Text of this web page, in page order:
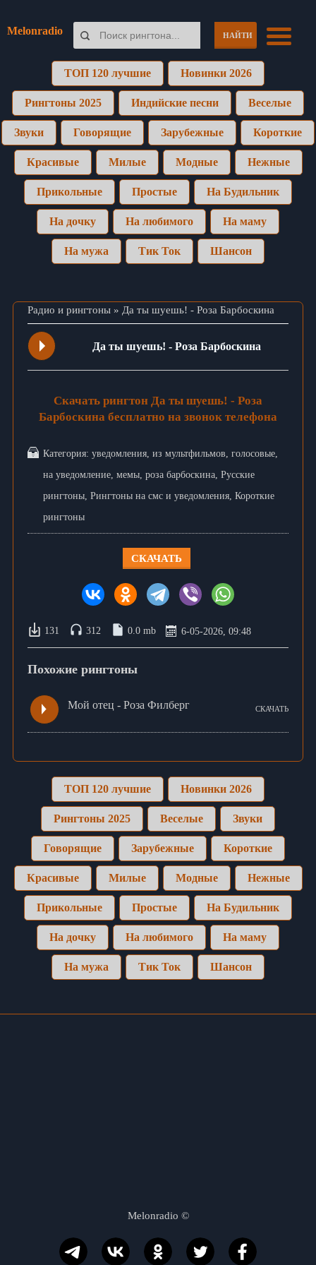
Melonradio НАЙТИ
ТОП 120 лучшие Новинки 2026
Рингтоны 2025 Индийские песни Веселые
Звуки Говорящие Зарубежные Короткие
Красивые Милые Модные Нежные
Прикольные Простые На Будильник
На дочку На любимого На маму
На мужа Тик Ток Шансон
Радио и рингтоны » Да ты шуешь! - Роза Барбоскина
Да ты шуешь! - Роза Барбоскина
Скачать рингтон Да ты шуешь! - Роза
Барбоскина бесплатно на звонок телефона
Категория: уведомления из мультфильмов голосовые
на уведомление мемы роза барбоскина Русские
рингтоны Рингтоны на смс и уведомления Короткие
рингтоны
СКАЧАТЬ
131 312 0.0 mb 6-05-2026, 09:48
Похожие рингтоны
Мой отец - Роза Филберг СКАЧАТЬ
ТОП 120 лучшие Новинки 2026
Рингтоны 2025 Веселые Звуки
Говорящие Зарубежные Короткие
Красивые Милые Модные Нежные
Прикольные Простые На Будильник
На дочку На любимого На маму
На мужа Тик Ток Шансон
Melonradio ©